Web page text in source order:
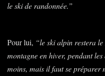
le ski de randonnée.”
Pour lui, “le ski alpin restera
montagne en hiver, pendant
moins, mais il faut se préparer